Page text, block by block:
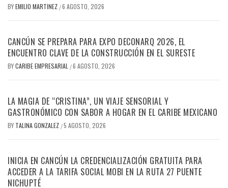
BYEMILIO MARTINEZ /6 AGOSTO, 2026
CANCÚN SE PREPARA PARA EXPO DECONARQ 2026, EL
ENCUENTRO CLAVE DE LA CONSTRUCCIÓN EN EL SURESTE
BYCARIBE EMPRESARIAL /6 AGOSTO, 2026
LA MAGIA DE “CRISTINA”, UN VIAJE SENSORIAL Y
GASTRONÓMICO CON SABOR A HOGAR EN EL CARIBE MEXICANO
BY TALINA GONZALEZ /5 AGOSTO, 2026
INICIA EN CANCÚN LA CREDENCIALIZACIÓN GRATUITA PARA
ACCEDER A LA TARIFA SOCIAL MOBI EN LA RUTA 27 PUENTE
NICHUPTÉ